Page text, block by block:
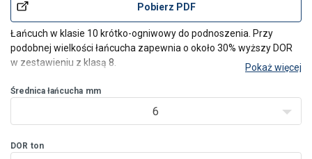
Pobierz PDF
Łańcuch w klasie 10 krótko-ogniwowy do podnoszenia. Przy
podobnej wielkości łańcucha zapewnia o około 30% wyższy DOR
w zestawieniu z klasą 8.
Pokaż więcej
Średnica łańcucha mm
6
DOR ton